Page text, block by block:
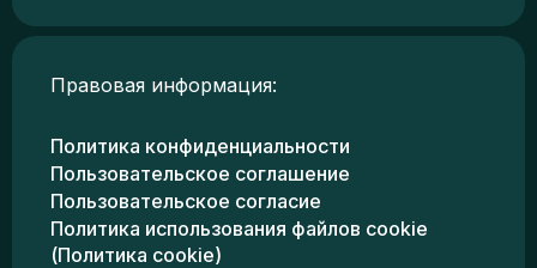
Правовая информация:
Политика конфиденциальности
Пользовательское соглашение
Пользовательское согласие
Политика использования файлов cookie
(Политика cookie)